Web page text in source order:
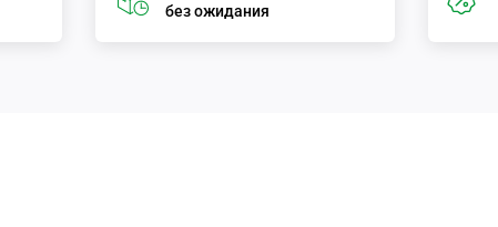
без ожидания